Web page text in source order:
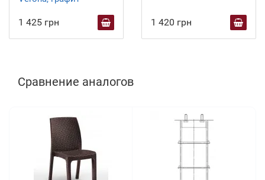
1 425 грн 1 420 грн
Сравнение аналогов